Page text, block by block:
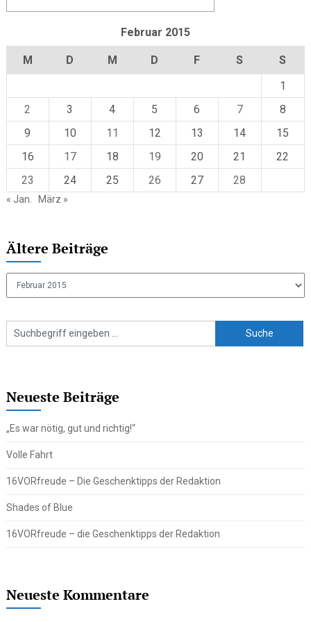
Februar 2015
M D M D F S
S
1
2
3 4 5 6 7
8
9
10 11 12 13 14
15
16
17 18 19 20 21
22
23
24 25 26 27 28
« Jan. März »
Ältere Beiträge
Ältere
Neueste Beiträge
„Es war nötig, gut und richtig!“
Volle Fahrt
16VORfreude – Die Geschenktipps der Redaktion
Shades of Blue
16VORfreude – die Geschenktipps der Redaktion
Neueste Kommentare